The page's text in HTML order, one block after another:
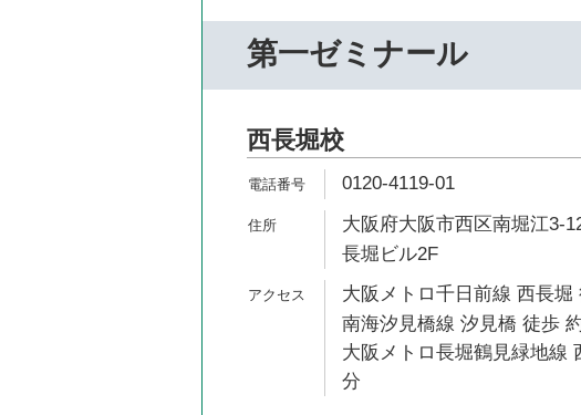
第一ゼミナール
西長堀校
0120-4119-01
大阪府大阪市西区南堀江3-
長堀ビル2F
大阪メトロ千日前線 西長堀
南海汐見橋線 汐見橋 徒歩
大阪メトロ長堀鶴見緑地線
分